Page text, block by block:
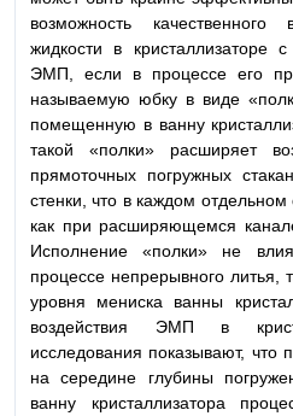
возможность
жидкости в кристаллизаторе
ЭМП, если в процессе его
называемую юбку в виде
помещенную в ванну
такой «полки» расширяет
прямоточных погружных
стенки, что в каждом
как при расширяющемся
Исполнение «полки» не
процессе непрерывного литья,
уровня мениска ванны
воздействия ЭМП в
исследования показывают, что
на середине глубины
ванну кристаллизатора